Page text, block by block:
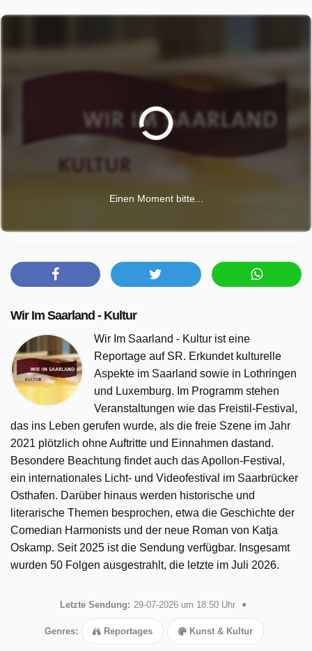
Einen Moment bitte...
Wir Im Saarland - Kultur
Wir Im Saarland - Kultur ist eine
Reportage auf SR. Erkundet kulturelle
Aspekte im Saarland sowie in Lothringen
und Luxemburg. Im Programm stehen
Veranstaltungen wie das Freistil-Festival,
das ins Leben gerufen wurde, als die freie Szene im Jahr
2021 plötzlich ohne Auftritte und Einnahmen dastand.
Besondere Beachtung findet auch das Apollon-Festival,
ein internationales Licht- und Videofestival im Saarbrücker
Osthafen. Darüber hinaus werden historische und
literarische Themen besprochen, etwa die Geschichte der
Comedian Harmonists und der neue Roman von Katja
Oskamp. Seit 2025 ist die Sendung verfügbar. Insgesamt
wurden 50 Folgen ausgestrahlt, die letzte im Juli 2026.
Letzte Sendung: 29-07-2026 um 18:50 Uhr
Genres: Reportages Kunst & Kultur